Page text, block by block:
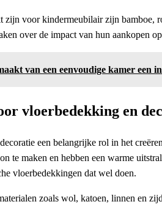
zijn voor kindermeubilair zijn bamboe,
over de impact van hun aankopen
van een eenvoudige kamer een
vloerbedekking en
een belangrijke rol in het
te maken en hebben een warme
vloerbedekkingen dat wel doen.
zoals wol, katoen, linnen en